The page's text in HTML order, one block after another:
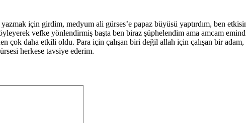
için girdim, medyum ali gürses’e papaz büyüsü yaptırdım, ben
vefke yönlendirmiş başta ben biraz şüphelendim ama amcam
çok daha etkili oldu. Para için çalışan biri değil allah için çalışan bir
herkese tavsiye ederim.